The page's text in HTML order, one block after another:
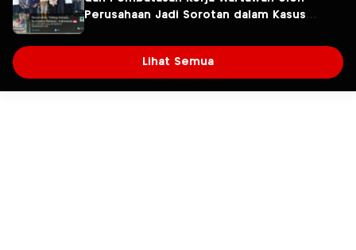
Perusahaan Jadi Sorotan dalam Kasus
Fresindo Jaya
Lihat Semua